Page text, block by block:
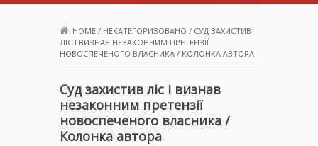
HOME / НЕКАТЕГОРИЗОВАНО / СУД ЗАХИСТИВ
ЛІС І ВИЗНАВ НЕЗАКОННИМ ПРЕТЕНЗІЇ
НОВОСПЕЧЕНОГО ВЛАСНИКА / КОЛОНКА АВТОРА
Суд захистив ліс і визнав
незаконним претензії
новоспеченого власника /
Колонка автора